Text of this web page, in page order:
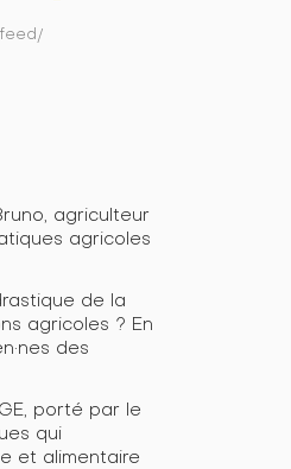
agriculteur
agricoles
de la
agricoles ? En
des
porté par le
qui
et alimentaire